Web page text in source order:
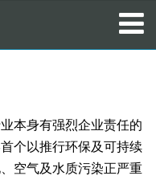
本身有强烈企业责任的
个以推行环保及可持续
空气及水质污染正严重